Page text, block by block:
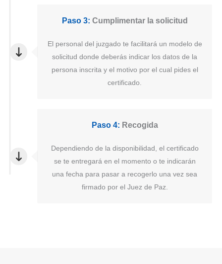
Paso 3: Cumplimentar la solicitud
El personal del juzgado te facilitará un modelo de
solicitud donde deberás indicar los datos de la
persona inscrita y el motivo por el cual pides el
certificado.
Paso 4: Recogida
Dependiendo de la disponibilidad, el certificado
se te entregará en el momento o te indicarán
una fecha para pasar a recogerlo una vez sea
firmado por el Juez de Paz.